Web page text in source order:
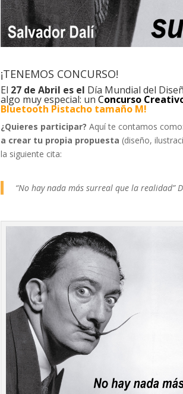
¡TENEMOS CONCURSO!
El 27 de Abril es el Día Mundial del
algo muy especial: un Concurso
Bluetooth Pistacho tamaño M!
¿Quieres participar? Aquí te contamos
a crear tu propia propuesta (diseño,
la siguiente cita:
“No hay nada más surreal que la realidad”